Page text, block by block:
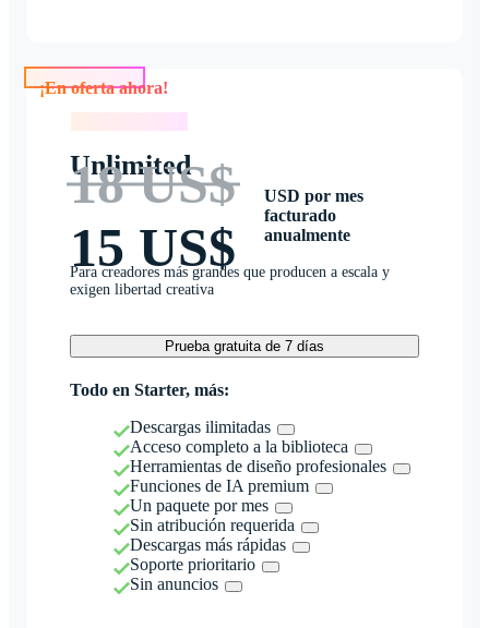
Unlimited
18 US$
15 US$
USD por mes
facturado
anualmente
Para creadores más grandes que producen a escala y
exigen libertad creativa
Prueba gratuita de 7 días
Todo en Starter, más:
Descargas ilimitadas
Acceso completo a la biblioteca
Herramientas de diseño profesionales
Funciones de IA premium
Un paquete por mes
Sin atribución requerida
Descargas más rápidas
Soporte prioritario
Sin anuncios